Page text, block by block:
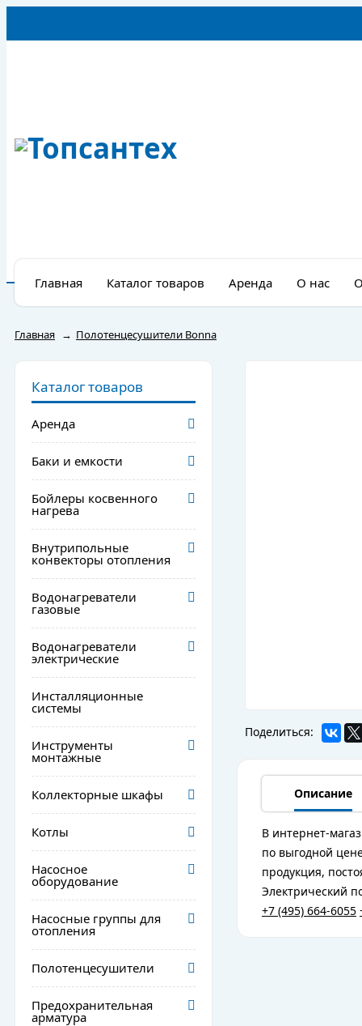
Главная Каталог товаров Аренда О нас
Главная → Полотенцесушители Bonna
Каталог товаров
Аренда
Баки и емкости
Бойлеры косвенного
нагрева
Внутрипольные
конвекторы отопления
Водонагреватели
газовые
Водонагреватели
электрические
Инсталляционные
системы
Инструменты
монтажные
Коллекторные шкафы
Котлы
Насосное
оборудование
Насосные группы для
отопления
Полотенцесушители
Предохранительная
арматура
Поделиться:
Описание
В интернет-
по выгодной
продукция,
Электрический
+7 (495) 664-6055